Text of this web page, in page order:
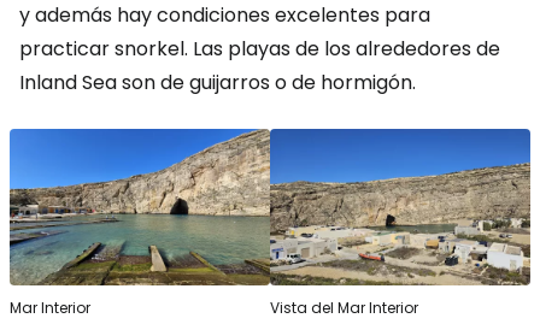
y además hay condiciones excelentes para
practicar snorkel. Las playas de los alrededores de
Inland Season de guijarros o de hormigón.
Mar Interior Vista del Mar Interior